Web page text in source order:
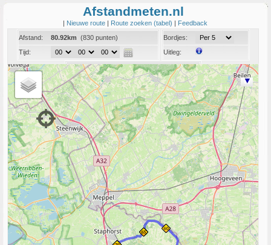
Afstandmeten.nl
| Nieuwe route | Route zoeken (tabel) | Feedback
Afstand:
80.92km (830 punten)
Tijd:
Bordjes:
Uitleg:
Coord:
Info:Link naar deze route